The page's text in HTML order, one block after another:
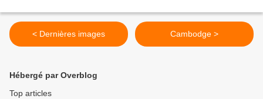
< Dernières images Cambodge >
Hébergé par Overblog
Top articles